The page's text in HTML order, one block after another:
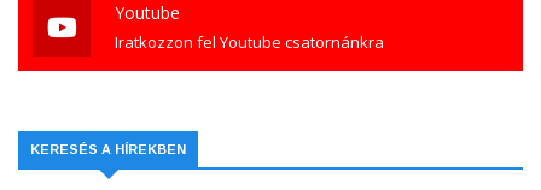
Youtube
Iratkozzon fel Youtube csatornánkra
KERESÉS A HÍREKBEN